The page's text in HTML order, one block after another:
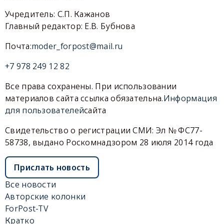
Учредитель: С.П. Кажанов
Главный редактор: Е.В. Бубнова
Почта:moder_forpost@mail.ru
+7 978 249 12 82
Все права сохранены. При использовании
материалов сайта ссылка обязательна.Информация
для пользователейсайта
Свидетельство о регистрации СМИ: Эл № ФС77-
58738, выдано Роскомнадзором 28 июля 2014 года
Прислать новость
Все новости
Авторские колонки
ForPost-TV
Кратко